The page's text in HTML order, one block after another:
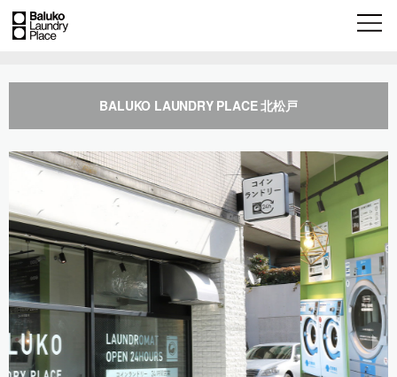
BALUKO LAUNDRY PLACE 北松戸